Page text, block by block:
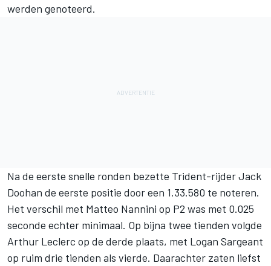
werden genoteerd.
Na de eerste snelle ronden bezette Trident-rijder Jack
Doohan de eerste positie door een 1.33.580 te noteren.
Het verschil met Matteo Nannini op P2 was met 0.025
seconde echter minimaal. Op bijna twee tienden volgde
Arthur Leclerc op de derde plaats, met Logan Sargeant
op ruim drie tienden als vierde. Daarachter zaten liefst